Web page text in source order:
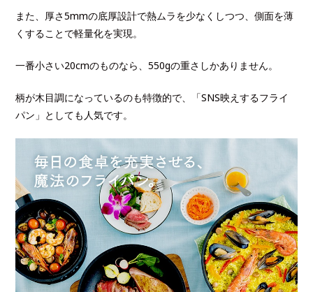
また、厚さ5mmの底厚設計で熱ムラを少なくしつつ、側面を薄
くすることで軽量化を実現。
一番小さい20cmのものなら、550gの重さしかありません。
柄が木目調になっているのも特徴的で、「SNS映えするフライ
パン」としても人気です。